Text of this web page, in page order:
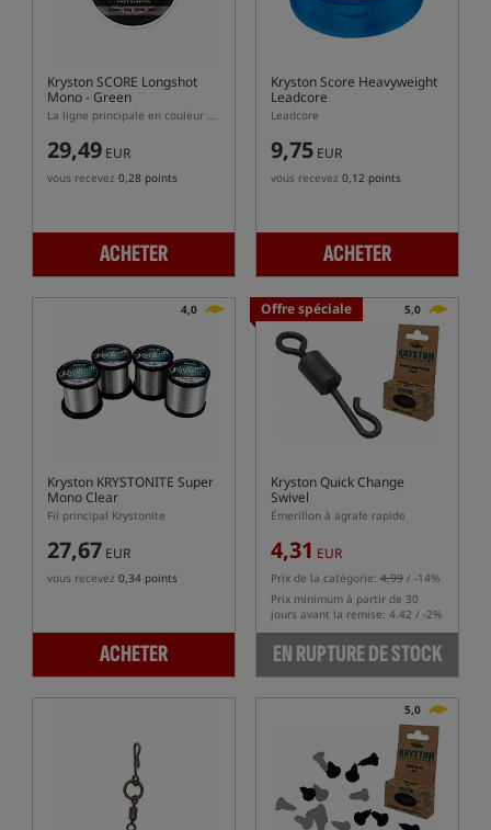
Kryston SCORE Longshot
Mono - Green
La ligne principale en couleur verte
29,49 EUR
vous recevez 0,28 points
ACHETER
Kryston Score Heavyweight
Leadcore
Leadcore
9,75 EUR
vous recevez 0,12 points
ACHETER
4,0
Kryston KRYSTONITE Super
Mono Clear
Fil principal Krystonite
27,67 EUR
vous recevez 0,34 points
ACHETER
Offre spéciale 5,0
Kryston Quick Change
Swivel
Émerillon à agrafe rapide
4,31 EUR
Prix de la catégorie: 4,99 / -14%
Prix minimum à partir de 30
jours avant la remise: 4.42 / -2%
EN RUPTURE DE STOCK
5,0